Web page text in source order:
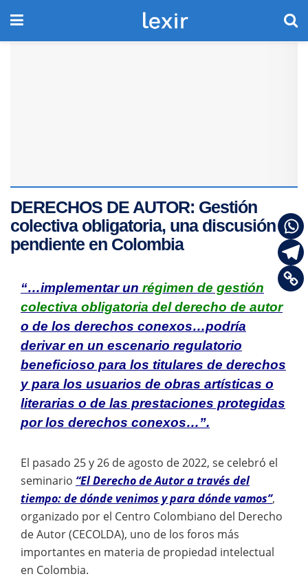
DERECHOS DE AUTOR: Gestión
colectiva obligatoria, una discusión
pendiente en Colombia
“…implementar un régimen de gestión
colectiva obligatoria del derecho de autor
o de los derechos conexos…podría
derivar en un escenario regulatorio
beneficioso para los titulares de derechos
y para los usuarios de obras artísticas o
literarias o de las prestaciones protegidas
por los derechos conexos…”.
El pasado 25 y 26 de agosto de 2022, se celebró el
seminario “El Derecho de Autor a través del
tiempo: de dónde venimos y para dónde vamos”,
organizado por el Centro Colombiano del Derecho
de Autor (CECOLDA), uno de los foros más
importantes en materia de propiedad intelectual
en Colombia.